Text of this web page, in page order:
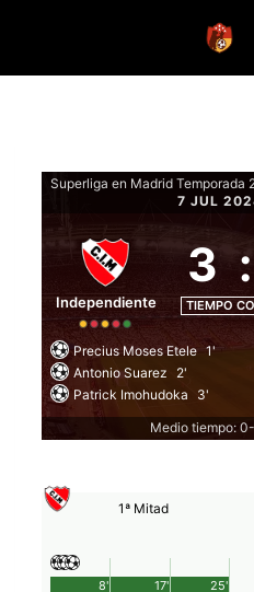
7 JUL
Independiente
3 :
TIEMPO
Precius Moses Etele 1'
Antonio Suarez
2'
Patrick Imohudoka
3'
Medio tiempo:
1ª Mitad
25'
8' 17'